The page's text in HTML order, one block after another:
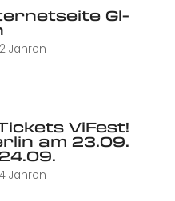
Gl-
Jahren
ViFest!
am 23.09.
Jahren